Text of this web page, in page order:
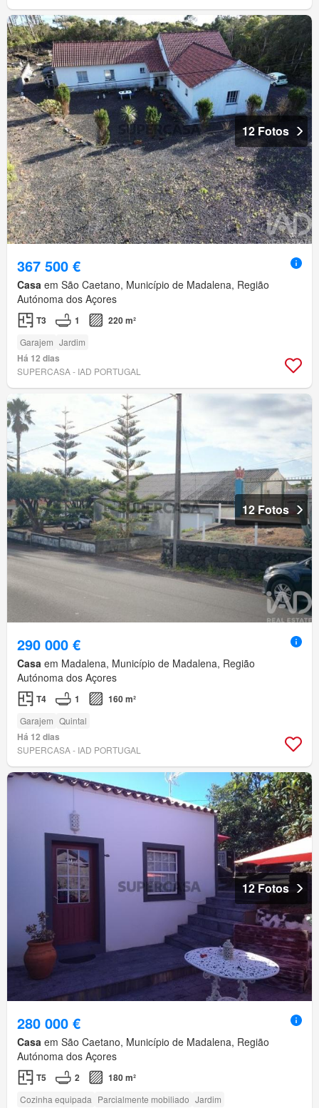
12 Fotos
367 500 €
Casa em São Caetano, Município de Madalena, Região
Autónoma dos Açores
T3 1 220 m²
Garajem Jardim
Há 12 dias
SUPERCASA - IAD PORTUGAL
12 Fotos
290 000 €
Casa em Madalena, Município de Madalena, Região
Autónoma dos Açores
T4 1 160 m²
Garajem Quintal
Há 12 dias
SUPERCASA - IAD PORTUGAL
12 Fotos
280 000 €
Casa em São Caetano, Município de Madalena, Região
Autónoma dos Açores
T5 2 180 m²
Cozinha equipada Parcialmente mobiliado Jardim